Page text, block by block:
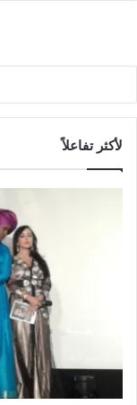
لأكثر تفاعلاً